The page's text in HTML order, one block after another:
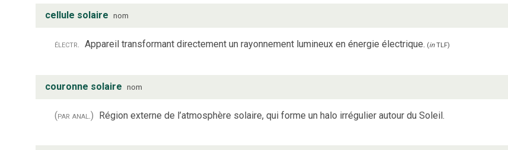
cellule solaire nom
électr. Appareil transformant directement un rayonnement lumineux en énergie électrique. (inTLF)
couronne solaire nom
(par anal.) Région externe de l’atmosphère solaire, qui forme un halo irrégulier autour du Soleil.